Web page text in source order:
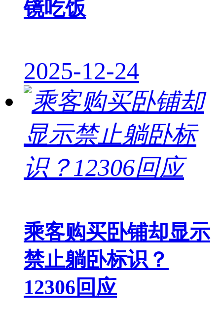
镜吃饭
2025-12-24
乘客购买卧铺却显示
禁止躺卧标识？
12306回应